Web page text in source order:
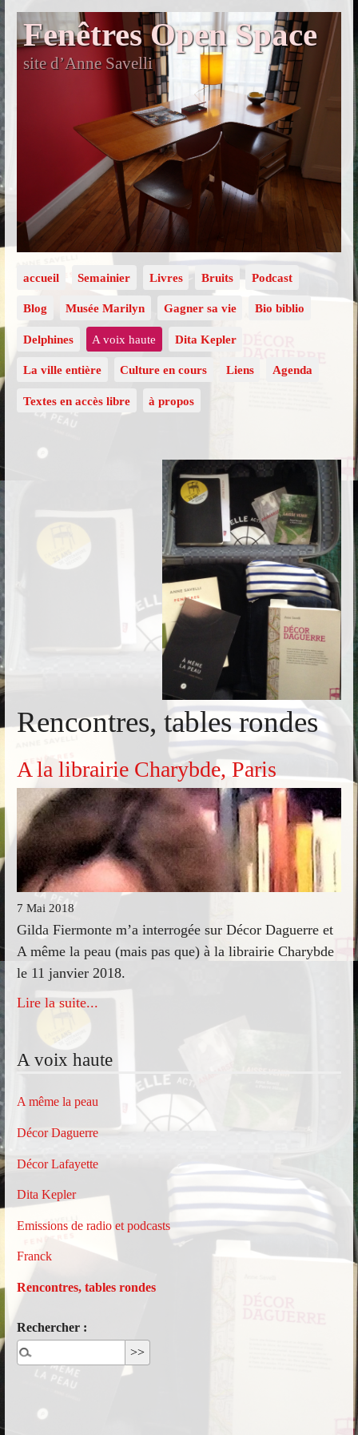
Fenêtres Open Space
site d’Anne Savelli
accueil Semainier Livres Bruits Podcast
Blog Musée Marilyn Gagner sa vie Bio biblio
Delphines A voix haute Dita Kepler
La ville entière Culture en cours Liens Agenda
Textes en accès libre à propos
Rencontres, tables rondes
A la librairie Charybde, Paris
7 Mai 2018
Gilda Fiermonte m’a interrogée sur Décor Daguerre et
A même la peau (mais pas que) à la librairie Charybde
le 11 janvier 2018.
Lire la suite...
A voix haute
A même la peau
Décor Daguerre
Décor Lafayette
Dita Kepler
Emissions de radio et podcasts
Franck
Rencontres, tables rondes
Rechercher :